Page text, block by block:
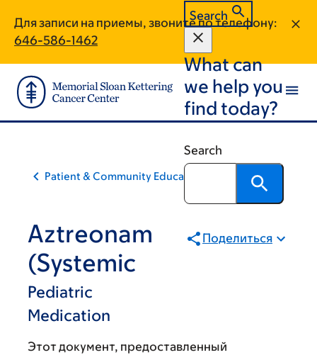
main
content
footer
Для записи на приемы, звоните по телефону:
646-586-1462
Search
What can
we help you
find today?
Search
Patient & Community Education
Aztreonam
(Systemic
Pediatric
Medication
Поделиться
Этот документ, предоставленный